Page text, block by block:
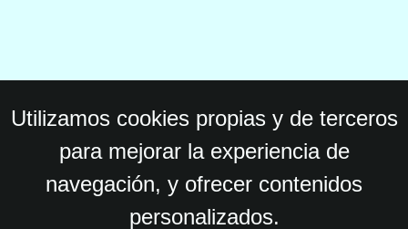
Utilizamos cookies propias y de terceros
para mejorar la experiencia de
navegación, y ofrecer contenidos
personalizados.